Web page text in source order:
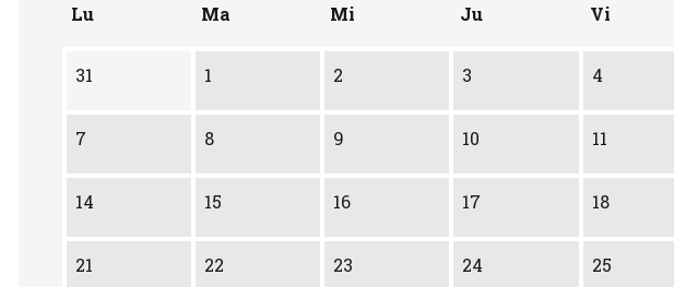
Lu Ma Mi Ju Vi
31 1 2 3 4
7 8 9 10 11
14 15 16 17 18
21 22 23 24 25